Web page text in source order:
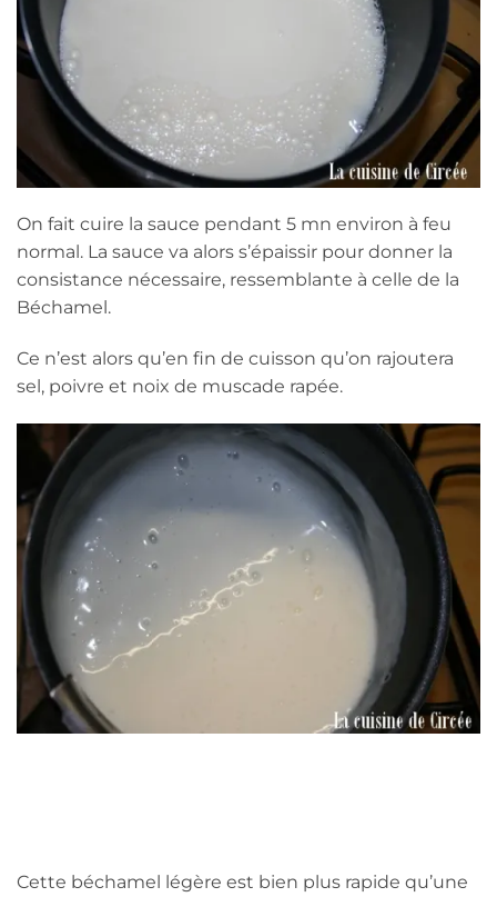
On fait cuire la sauce pendant 5 mn environ à feu
normal. La sauce va alors s’épaissir pour donner la
consistance nécessaire, ressemblante à celle de la
Béchamel.
Ce n’est alors qu’en fin de cuisson qu’on rajoutera
sel, poivre et noix de muscade rapée.
Cette béchamel légère est bien plus rapide qu’une